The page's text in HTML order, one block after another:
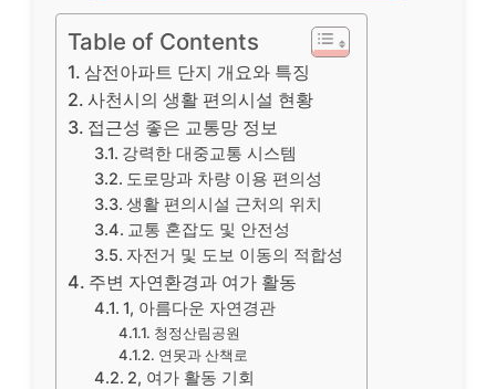
Table of Contents
삼전아파트 단지 개요와 특징
사천시의 생활 편의시설 현황
접근성 좋은 교통망 정보
강력한 대중교통 시스템
도로망과 차량 이용 편의성
생활 편의시설 근처의 위치
교통 혼잡도 및 안전성
자전거 및 도보 이동의 적합성
주변 자연환경과 여가 활동
1, 아름다운 자연경관
청정산림공원
연못과 산책로
2, 여가 활동 기회